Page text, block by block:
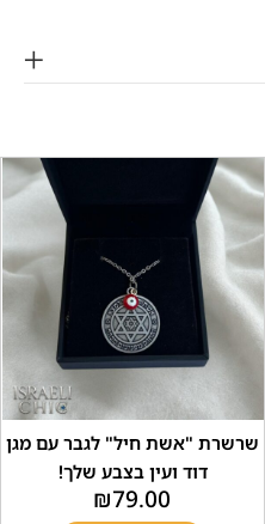
חיל" לגבר עם מגן
דוד ועין בצבע שלך!
₪